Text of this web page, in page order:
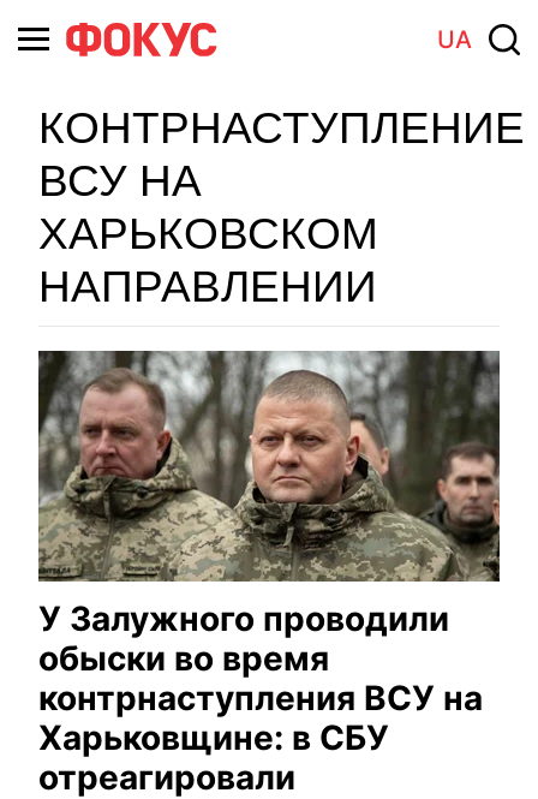
UA
КОНТРНАСТУПЛЕНИЕ
ВСУ НА
ХАРЬКОВСКОМ
НАПРАВЛЕНИИ
У Залужного проводили
обыски во время
контрнаступления ВСУ на
Харьковщине: в СБУ
отреагировали